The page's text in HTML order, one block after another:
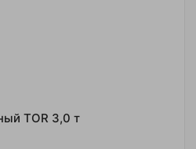
TOR 3,0 т